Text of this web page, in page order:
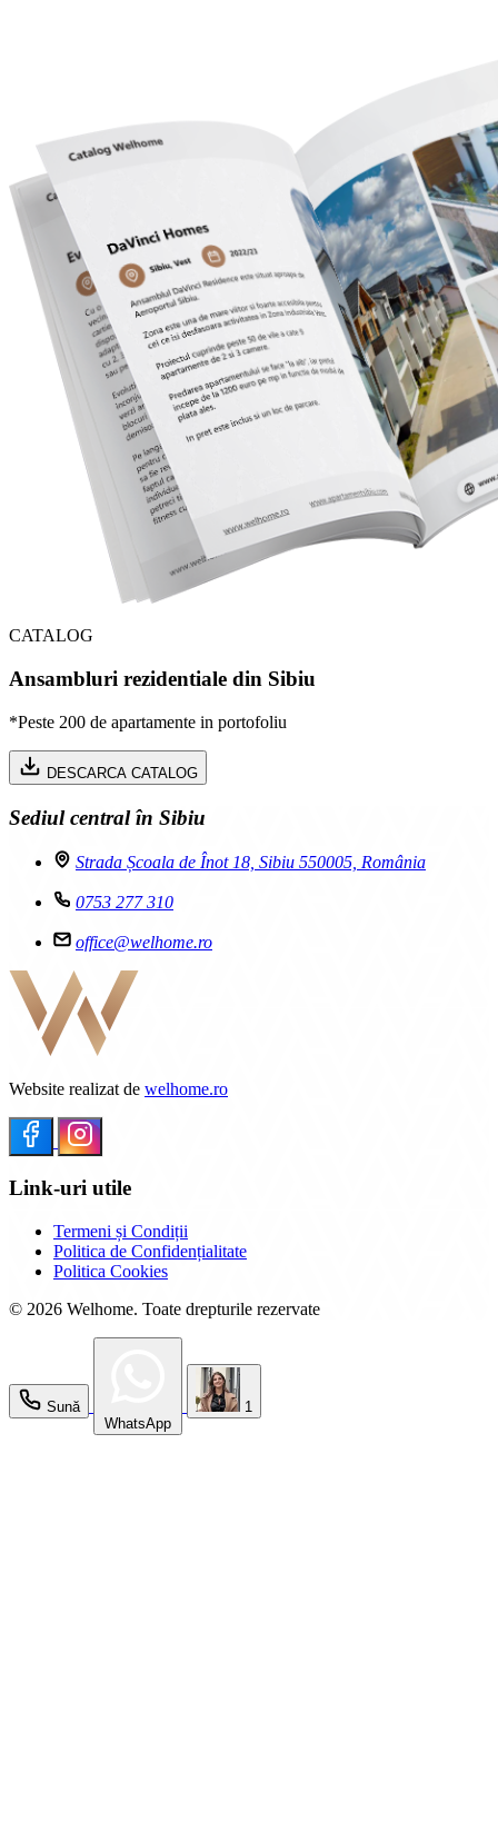
CATALOG
Ansambluri rezidentiale din Sibiu
*Peste 200 de apartamente in portofoliu
DESCARCA CATALOG
Sediul central în Sibiu
Strada Școala de Înot 18, Sibiu 550005, România
0753 277 310
office@welhome.ro
Website realizat de welhome.ro
Link-uri utile
Termeni și Condiții
Politica de Confidențialitate
Politica Cookies
© 2026 Welhome. Toate drepturile rezervate
Sună
WhatsApp
1